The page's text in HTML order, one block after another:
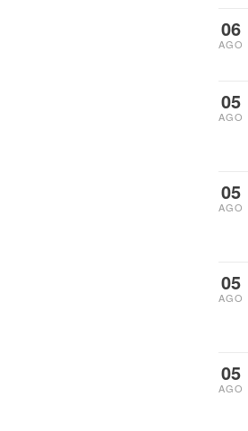
06
AGO
05
AGO
05
AGO
05
AGO
05
AGO